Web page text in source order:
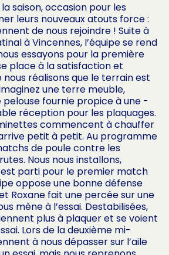
saison, occasion pour les
leurs nouveaux atouts force :
de nous rejoindre ! Suite à
à Vincennes, l’équipe se rend
essayons pour la première
place à la satisfaction et
nous réalisons que le terrain est
une terre meuble,
pelouse fournie propice à une -
réception pour les plaquages.
commencent à chauffer
petit à petit. Au programme
de poule contre les
Nous nous installons,
parti pour le premier match
oppose une bonne défense
Roxane fait une percée sur une
mène à l’essai. Destabilisées,
plus à plaquer et se voient
Lors de la deuxième mi-
à nous dépasser sur l’aile